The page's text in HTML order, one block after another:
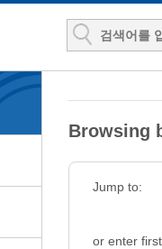
Browsing
Jump to:
or enter